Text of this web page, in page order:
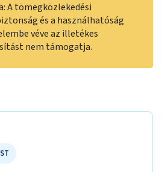
A tömegközlekedési
és a használhatóság
véve az illetékes
nem támogatja.